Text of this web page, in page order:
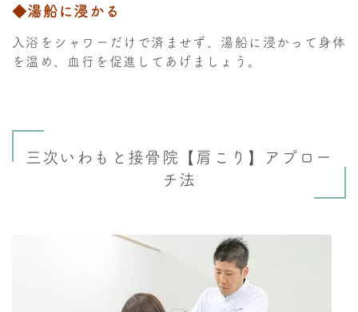
◆湯船に浸かる
入浴をシャワーだけで済ませず、湯船に浸かって身体
を温め、血行を促進してあげましょう。
三次いわもと接骨院【肩こり】アプロー
チ法